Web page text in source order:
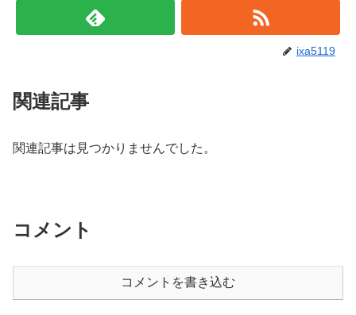
ixa5119
関連記事
関連記事は見つかりませんでした。
コメント
コメントを書き込む